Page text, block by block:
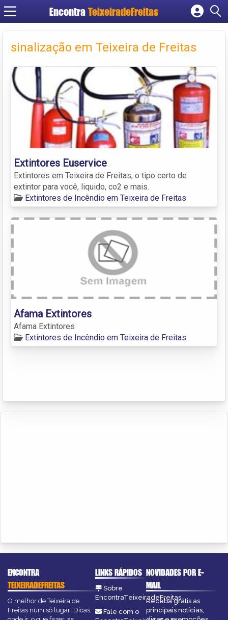
Encontra TeixeiradeFreitas
Cadastrar empresa
Criar conta
sinalização em Teixeira de Freitas
Extintores Euservice
Extintores em Teixeira de Freitas, o tipo certo de
extintor para você, liquido, co2 e mais.
Extintores de Incêndio em Teixeira de Freitas
Afama Extintores
Afama Extintores
Extintores de Incêndio em Teixeira de Freitas
ENCONTRA
TEIXEIRADEFREITAS
O melhor de Teixeira de
Freitas num só lugar! Dicas,
LINKS RÁPIDOS
Sobre
EncontraTeixeiradeFreitas
Fale com o
NOVIDADES POR E-
MAIL
Receba grátis as
principais notícias,